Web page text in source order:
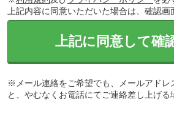
上記内容に同意いただいた場合は、確認画
上記に同意して確
※メール連絡をご希望でも、メールアドレ
と、やむなくお電話にてご連絡差し上げる